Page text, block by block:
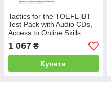
Tactics for the TOEFL iBT
Test Pack with Audio CDs,
Access to Online Skills
Practice and key
1 067 ₴
Купити